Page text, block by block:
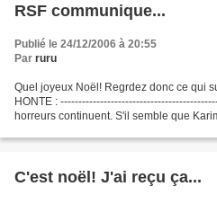
RSF communique...
Publié le 24/12/2006 à 20:55
Par ruru
Quel joyeux Noël! Regrdez donc ce qui
HONTE :
horreurs continuent. S'il semble que
C'est noël! J'ai reçu ça...